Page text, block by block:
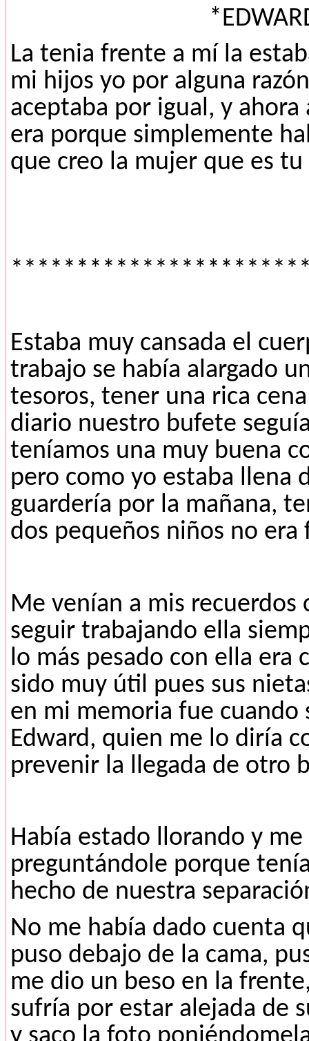
La tenia frente a mí la
mi hijos yo por alguna
aceptaba por igual, y
era porque simplemente
que creo la mujer que es
Estaba muy cansada el
trabajo se había alargado
tesoros, tener una rica
diario nuestro bufete
teníamos una muy buena
pero como yo estaba llena
guardería por la mañana,
dos pequeños niños no
Me venían a mis recuerdos
seguir trabajando ella
lo más pesado con ella era
sido muy útil pues sus
en mi memoria fue cuando
Edward, quien me lo diría
prevenir la llegada de otro
Había estado llorando y
preguntándole porque
hecho de nuestra
No me había dado cuenta
puso debajo de la cama,
me dio un beso en la
sufría por estar alejada de